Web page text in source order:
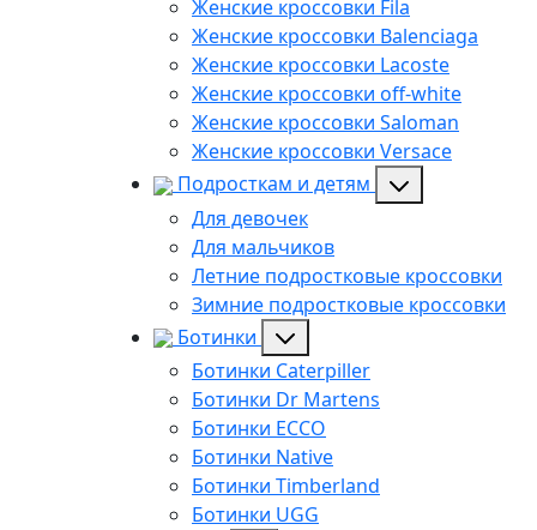
Женские кроссовки Fila
Женские кроссовки Balenciaga
Женские кроссовки Lacoste
Женские кроссовки off-white
Женские кроссовки Saloman
Женские кроссовки Versace
Подросткам и детям
Для девочек
Для мальчиков
Летние подростковые кроссовки
Зимние подростковые кроссовки
Ботинки
Ботинки Caterpiller
Ботинки Dr Martens
Ботинки ECCO
Ботинки Native
Ботинки Timberland
Ботинки UGG